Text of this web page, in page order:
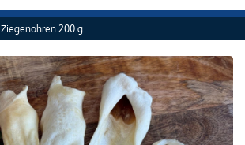
Ziegenohren 200 g